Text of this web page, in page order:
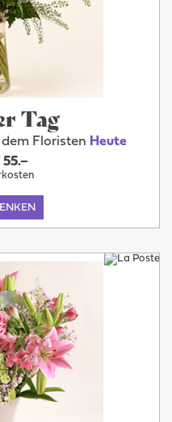
Tag
Floristen Heute